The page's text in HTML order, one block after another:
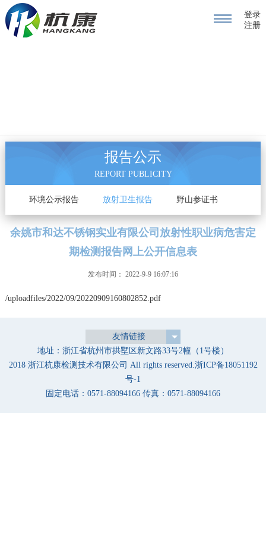
登录
注册
报告公示
REPORT PUBLICITY
环境公示报告 放射卫生报告 野山参证书
余姚市和达不锈钢实业有限公司放射性职业病危害定
期检测报告网上公开信息表
发布时间： 2022-9-9 16:07:16
/uploadfiles/2022/09/20220909160802852.pdf
友情链接
地址：浙江省杭州市拱墅区新文路33号2幢（1号楼）
2018 浙江杭康检测技术有限公司 All rights reserved.浙ICP备18051192
号-1
固定电话：0571-88094166 传真：0571-88094166